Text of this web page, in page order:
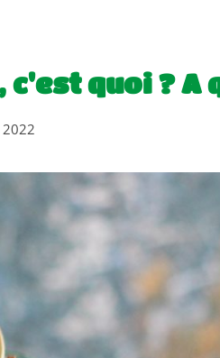
quoi ? A